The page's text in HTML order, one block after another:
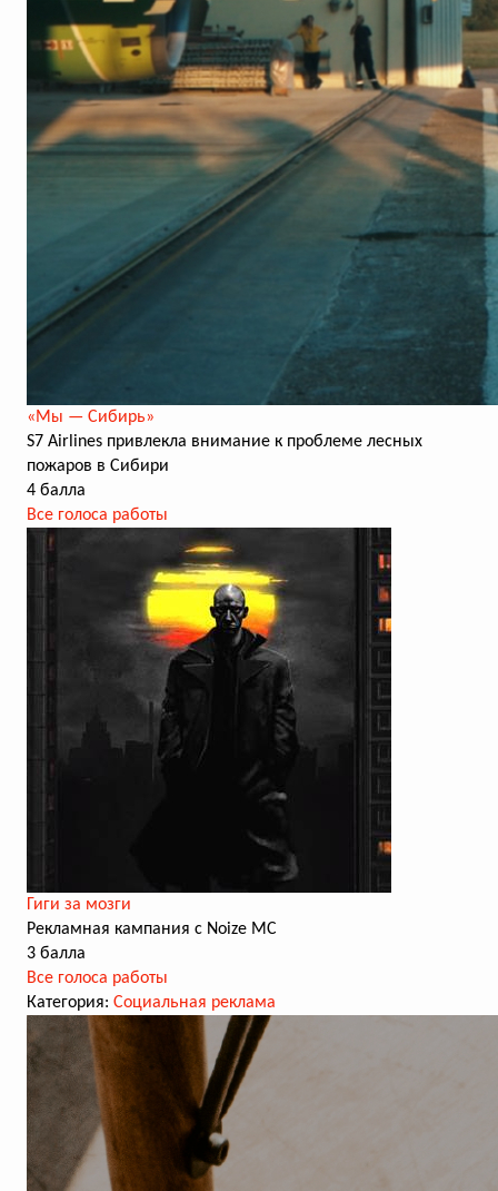
«Мы — Сибирь»
S7 Airlines привлекла внимание к проблеме лесных
пожаров в Сибири
4 балла
Все голоса работы
Гиги за мозги
Рекламная кампания с Noize MC
3 балла
Все голоса работы
Категория: Социальная реклама